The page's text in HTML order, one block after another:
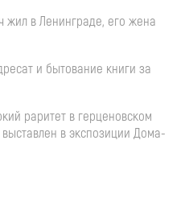
жил в Ленинграде, его жена
и бытование книги за
раритет в герценовском
в экспозиции Дома-